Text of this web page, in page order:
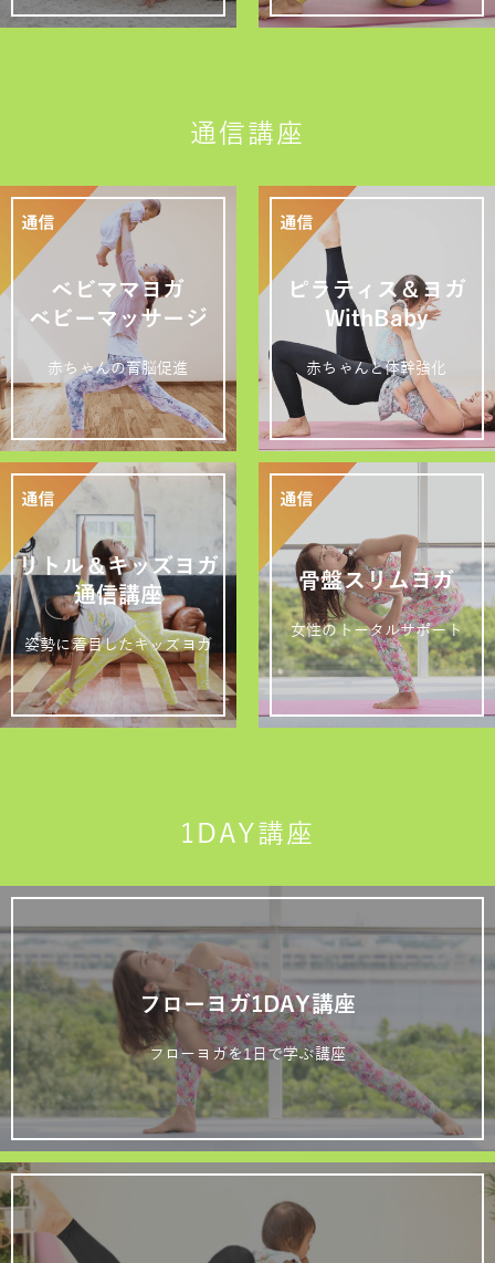
通信講座
ベビママヨガ
ベビーマッサージ
赤ちゃんの育脳促進
ピラティス＆ヨガ
WithBaby
赤ちゃんと体幹強化
リトル＆キッズヨガ
通信講座
姿勢に着目したキッズヨガ
骨盤スリムヨガ
女性のトータルサポート
1DAY講座
フローヨガ1DAY講座
フローヨガを1日で学ぶ講座